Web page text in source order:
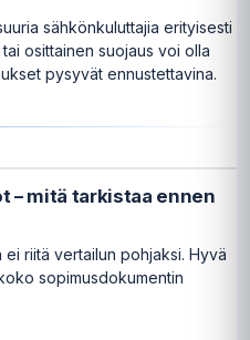
sähkönkuluttajia erityisesti
osittainen suojaus voi olla
pysyvät ennustettavina.
– mitä tarkistaa ennen
riitä vertailun pohjaksi. Hyvä
sopimusdokumentin